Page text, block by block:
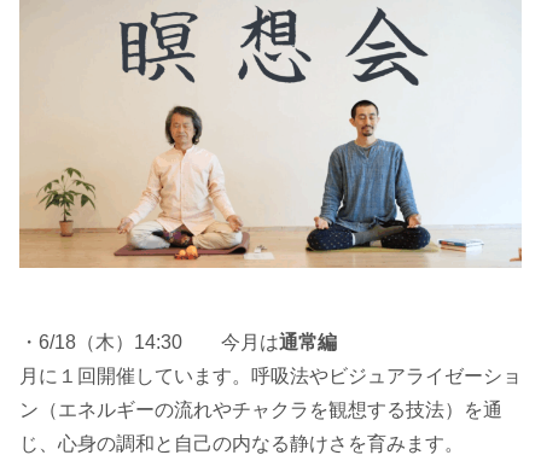
・6/18（木）14:30 今月は通常編
月に１回開催しています。呼吸法やビジュアライゼーショ
ン（エネルギーの流れやチャクラを観想する技法）を通
じ、心身の調和と自己の内なる静けさを育みます。